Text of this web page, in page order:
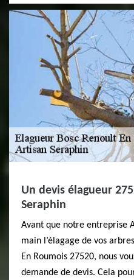
Un devis élagueur
Seraphin
Avant que notre entreprise
main l’élagage de vos
En Roumois 27520, nous
demande de devis. Cela